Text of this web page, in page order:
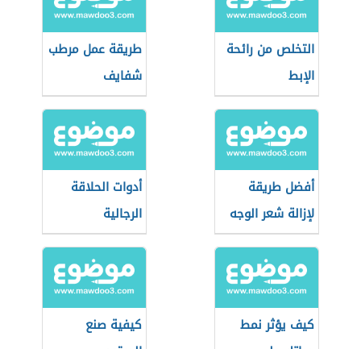
التخلص من رائحة
الإبط
طريقة عمل مرطب
شفايف
أفضل طريقة
لإزالة شعر الوجه
أدوات الحلاقة
الرجالية
كيف يؤثر نمط
كيفية صنع